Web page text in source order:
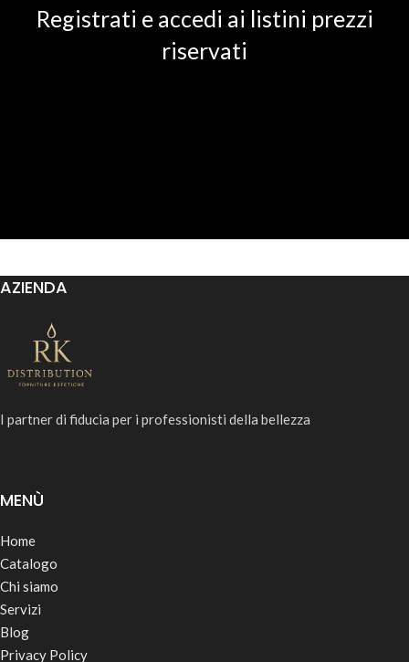
Registrati e accedi ai listini prezzi
riservati
AZIENDA
I partner di fiducia per i professionisti della bellezza
MENÙ
Home
Catalogo
Chi siamo
Servizi
Blog
Privacy Policy